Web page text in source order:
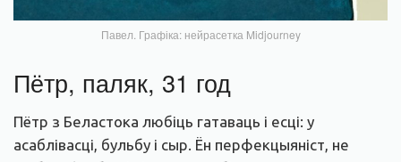
Павел. Графіка: нейрасетка Midjourney
Пётр, паляк, 31 год
Пётр з Беластока любіць гатаваць і есці: у
асаблівасці, бульбу і сыр. Ён перфекцыяніст, не